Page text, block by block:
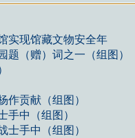
实现馆藏文物安全年
（赠）词之一（组图）
贡献（组图）
中（组图）
士手中（组图）